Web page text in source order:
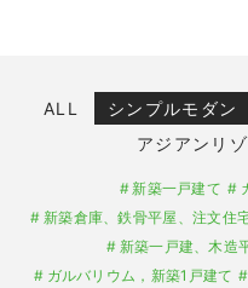
ALL シンプルモダン
アジアンリ
新築一戸建て
新築倉庫、鉄骨平屋、注文住
新築一戸建、木造
ガルバリウム，新築1戸建て